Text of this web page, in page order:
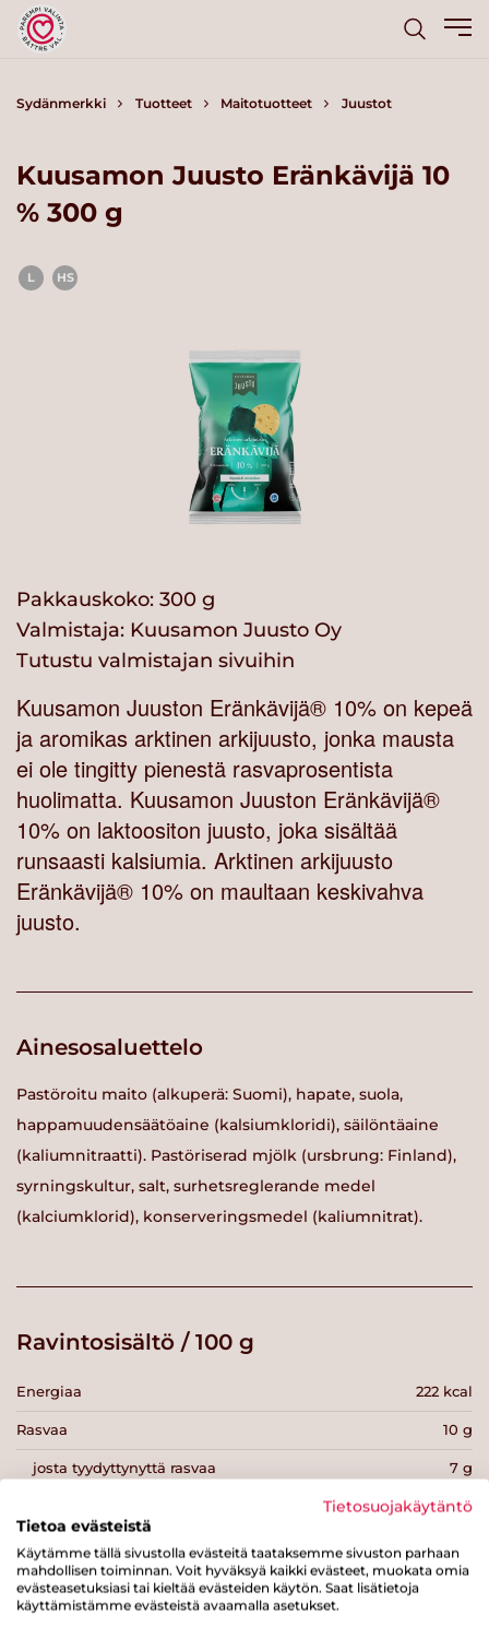
Sydänmerkki Tuotteet Maitotuotteet Juustot
Kuusamon Juusto Eränkävijä 10
% 300 g
L HS
Pakkauskoko: 300 g
Valmistaja: Kuusamon Juusto Oy
Tutustu valmistajan sivuihin
Kuusamon Juuston Eränkävijä® 10% on kepeä
ja aromikas arktinen arkijuusto, jonka mausta
ei ole tingitty pienestä rasvaprosentista
huolimatta. Kuusamon Juuston Eränkävijä®
10% on laktoositon juusto, joka sisältää
runsaasti kalsiumia. Arktinen arkijuusto
Eränkävijä® 10% on maultaan keskivahva
juusto.
Ainesosaluettelo
Pastöroitu maito (alkuperä: Suomi), hapate, suola,
happamuudensäätöaine (kalsiumkloridi), säilöntäaine
(kaliumnitraatti). Pastöriserad mjölk (ursbrung: Finland),
syrningskultur, salt, surhetsreglerande medel
(kalciumklorid), konserveringsmedel (kaliumnitrat).
Ravintosisältö / 100 g
Energiaa 222 kcal
Rasvaa 10 g
josta tyydyttynyttä rasvaa 7 g
0 g
josta sokereita
Kuitua
Tietosuojakäytäntö
Tietoa evästeistä
Käytämme tällä sivustolla evästeitä taataksemme sivuston parhaan
mahdollisen toiminnan. Voit hyväksyä kaikki evästeet, muokata omia
evästeasetuksiasi tai kieltää evästeiden käytön. Saat lisätietoja
käyttämistämme evästeistä avaamalla asetukset.